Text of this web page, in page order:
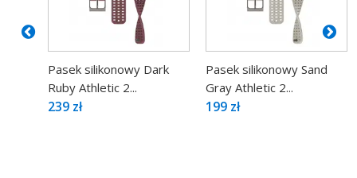
Pasek silikonowy Dark
Ruby Athletic 2...
239 zł
Pasek silikonowy Sand
Gray Athletic 2...
199 zł